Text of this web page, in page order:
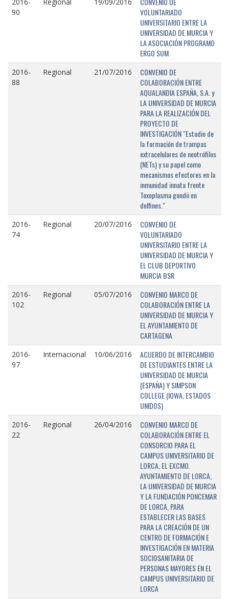
90
VOLUNTARIADO
UNIVERSITARIO ENTRE LA
UNIVERSIDAD DE MURCIA Y
LA ASOCIACIÓN PROGRAMO
ERGO SUM
2016-
88
Regional 21/07/2016
CONVENIO DE
COLABORACIÓN ENTRE
AQUALANDIA ESPAÑA, S.A. y
LA UNIVERSIDAD DE MURCIA
PARA LA REALIZACIÓN DEL
PROYECTO DE
INVESTIGACIÓN "Estudio de
la formación de trampas
extracelulares de neotrófilos
(NETs) y su papel como
mecanismos efectores en la
inmunidad innata frente
Toxoplasma gondii en
delfines."
2016-
74
Regional 20/07/2016
CONVENIO DE
VOLUNTARIADO
UNIVERSITARIO ENTRE LA
UNIVERSIDAD DE MURCIA Y
EL CLUB DEPORTIVO
MURCIA BSR
2016-
102
Regional 05/07/2016
CONVENIO MARCO DE
COLABORACIÓN ENTRE LA
UNIVERSIDAD DE MURCIA Y
EL AYUNTAMIENTO DE
CARTAGENA
2016-
97
Internacional 10/06/2016
ACUERDO DE INTERCAMBIO
DE ESTUDIANTES ENTRE LA
UNIVERSIDAD DE MURCIA
(ESPAÑA) Y SIMPSON
COLLEGE (IOWA, ESTADOS
UNIDOS)
2016-
22
Regional 26/04/2016
CONVENIO MARCO DE
COLABORACIÓN ENTRE EL
CONSORCIO PARA EL
CAMPUS UNIVERSITARIO DE
LORCA, EL EXCMO.
AYUNTAMIENTO DE LORCA,
LA UNIVERSIDAD DE MURCIA
Y LA FUNDACIÓN PONCEMAR
DE LORCA, PARA
ESTABLECER LAS BASES
PARA LA CREACIÓN DE UN
CENTRO DE FORMACIÓN E
INVESTIGACIÓN EN MATERIA
SOCIOSANITARIA DE
PERSONAS MAYORES EN EL
CAMPUS UNIVERSITARIO DE
LORCA